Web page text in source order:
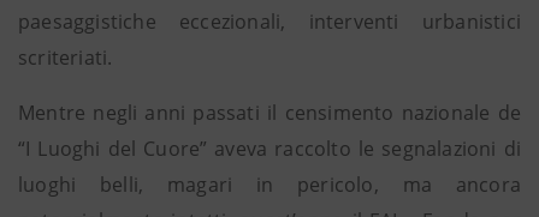
paesaggistiche eccezionali, interventi urbanistici
scriteriati.
Mentre negli anni passati il censimento nazionale de
“I Luoghi del Cuore” aveva raccolto le segnalazioni di
luoghi belli, magari in pericolo, ma ancora